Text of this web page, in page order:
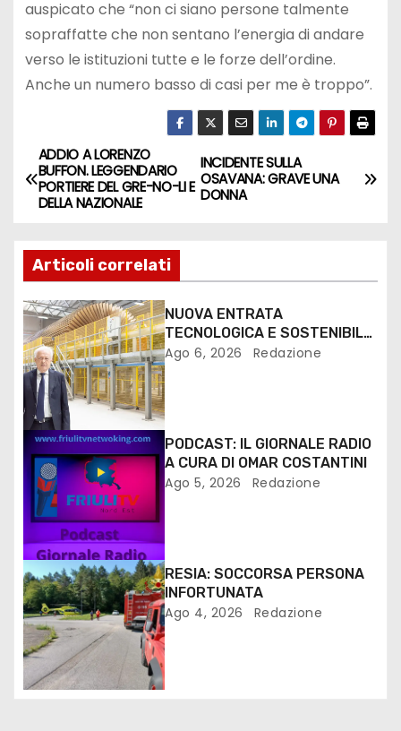
auspicato che “non ci siano persone talmente
sopraffatte che non sentano l’energia di andare
verso le istituzioni tutte e le forze dell’ordine.
Anche un numero basso di casi per me è troppo”.
INCIDENTE SULLA
OSAVANA: GRAVE UNA
DONNA
ADDIO A LORENZO
BUFFON. LEGGENDARIO
PORTIERE DEL GRE-NO-LI E
DELLA NAZIONALE
Articoli correlati
NUOVA ENTRATA
TECNOLOGICA E SOSTENIBILE
PER I MEZZI PESANTI ALLA
Ago 6, 2026 Redazione
PODCAST: IL GIORNALE RADIO
A CURA DI OMAR COSTANTINI
Ago 5, 2026 Redazione
RESIA: SOCCORSA PERSONA
INFORTUNATA
Ago 4, 2026 Redazione